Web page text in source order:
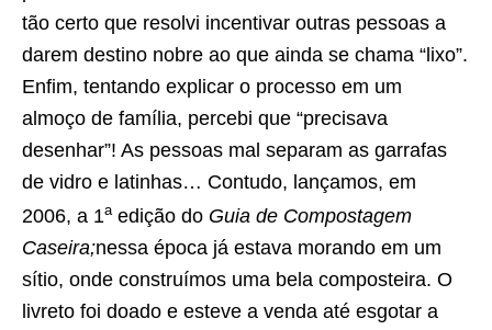
tão certo que resolvi incentivar outras pessoas a
darem destino nobre ao que ainda se chama “lixo”.
Enfim, tentando explicar o processo em um
almoço de família, percebi que “precisava
desenhar”! As pessoas mal separam as garrafas
de vidro e latinhas… Contudo, lançamos, em
2006, a 1aedição do Guia de Compostagem
Caseira;nessa época já estava morando em um
sítio, onde construímos uma bela composteira. O
livreto foi doado e esteve a venda até esgotar a